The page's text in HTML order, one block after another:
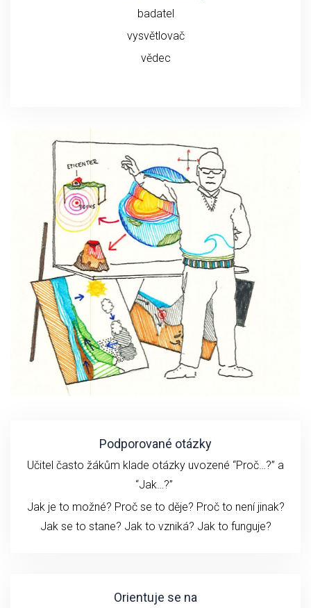
badatel
vysvětlovač
vědec
Podporované otázky
Učitel často žákům klade otázky uvozené “Proč…?” a
“Jak…?”
Jak je to možné? Proč se to děje? Proč to není jinak?
Jak se to stane? Jak to vzniká? Jak to funguje?
Orientuje se na